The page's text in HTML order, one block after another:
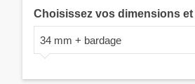
Choisissez vos dimensions
34 mm + bardage